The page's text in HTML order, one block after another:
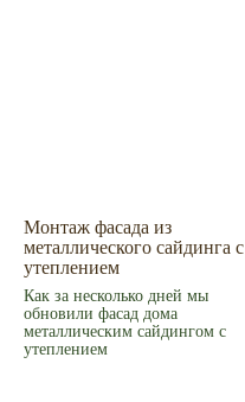
Монтаж фасада из
металлического сайдинга с
утеплением
Как за несколько дней мы
обновили фасад дома
металлическим сайдингом с
утеплением